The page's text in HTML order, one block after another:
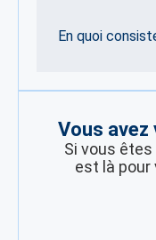
En quoi
Vous
Si vous
est là pour